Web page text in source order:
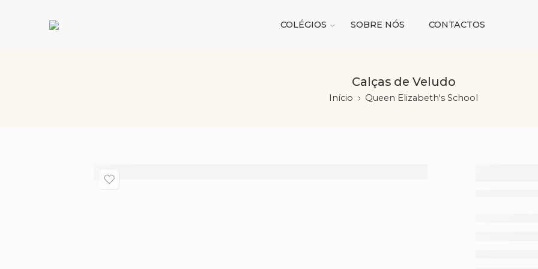
COLÉGIOS SOBRE NÓS CONTACTOS
Calças de Veludo
Início Queen Elizabeth's School